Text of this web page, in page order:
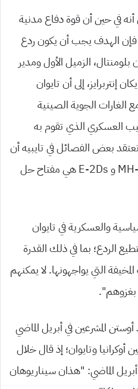
في حين أن قوة دفاع مدنية
فإن الهدف يجب أن يكون ردع
بلومنتال، الزميل الأول ومدير
إنتربرايز، إلى أن تايوان
الغارات الجوية الصينية
العسكري الذي تقوم به
بعض الفصائل في تايبيه أن
الطائرات مثل F-16s و MH-60Rs و E-2Ds هي مفتاح حل
والعسكرية في تايوان
الردع؛ بما في ذلك القدرة
التي يواجهونها. لا يمكنهم
بغزوهم”.
المشرعين في أبريل الماضي
أوكرانيا وتايوان؛ إذ قال خلال
الماضي: “هذان سيناريوهان